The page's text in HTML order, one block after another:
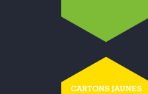
CARTONS JAUNES